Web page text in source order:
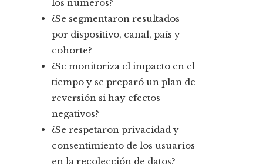
los números?
¿Se segmentaron resultados
por dispositivo, canal, país y
cohorte?
¿Se monitoriza el impacto en el
tiempo y se preparó un plan de
reversión si hay efectos
negativos?
¿Se respetaron privacidad y
consentimiento de los usuarios
en la recolección de datos?